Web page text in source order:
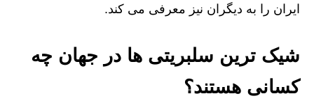
ایران را به دیگران نیز معرفی می کند.
شیک ترین سلبریتی ها در جهان چه
کسانی هستند؟